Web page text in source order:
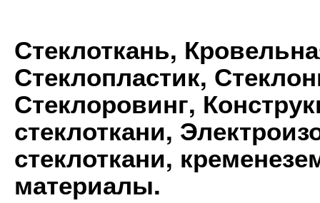
Стеклоткань,
Стеклопластик,
Стеклоровинг,
стеклоткани,
стеклоткани,
материалы.